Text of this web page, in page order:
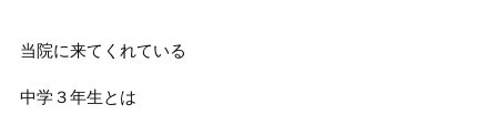
当院に来てくれている
中学３年生とは